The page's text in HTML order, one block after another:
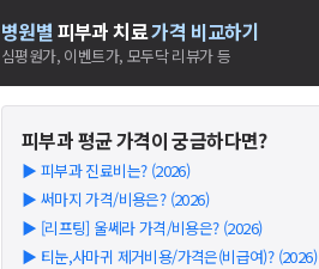
병원별 피부과치료가격 비교하기
심평원가, 이벤트가, 모두닥 리뷰가 등
피부과평균 가격이 궁금하다면?
▶ 피부과 진료비는? (2026)
▶ 써마지 가격/비용은? (2026)
▶ [리프팅] 울쎄라 가격/비용은? (2026)
▶ 티눈,사마귀 제거비용/가격은(비급여)? (2026)